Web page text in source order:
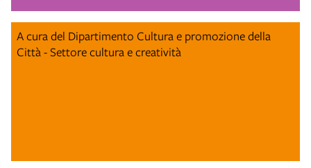
A cura del Dipartimento Cultura e promozione della
Città - Settore cultura e creatività